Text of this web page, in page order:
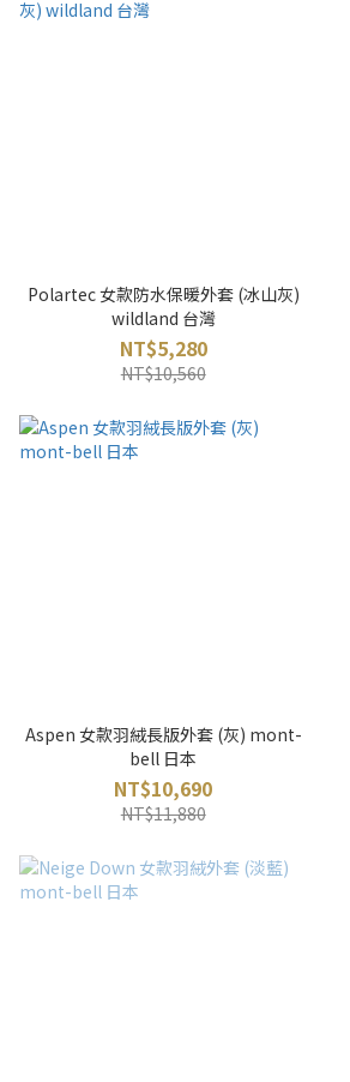
Polartec 女款防水保暖外套 (冰山灰)
wildland 台灣
NT$5,280
NT$10,560
Aspen 女款羽絨長版外套 (灰) mont-
bell 日本
NT$10,690
NT$11,880